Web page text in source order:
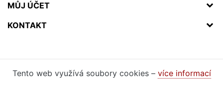
MŮJ ÚČET
KONTAKT
Tento web využívá soubory cookies – více informací